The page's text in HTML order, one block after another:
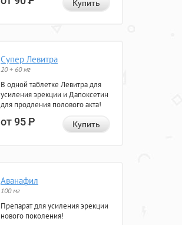
Купить
Супер Левитра
20 + 60 мг
В одной таблетке Левитра для
усиления эрекции и Дапоксетин
для продления полового акта!
от 95Р Купить
Аванафил
100 мг
Препарат для усиления эрекции
нового поколения!